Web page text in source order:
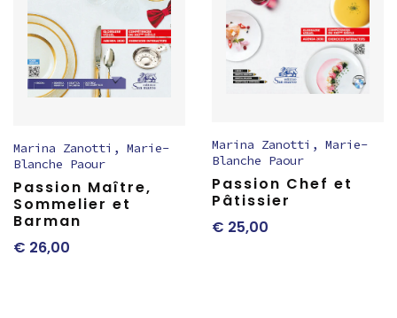
Marina Zanotti , Marie-
Blanche Paour
Passion Maître,
Sommelier et
Barman
€ 26,00
Marina Zanotti , Marie-
Blanche Paour
Passion Chef et
Pâtissier
€ 25,00